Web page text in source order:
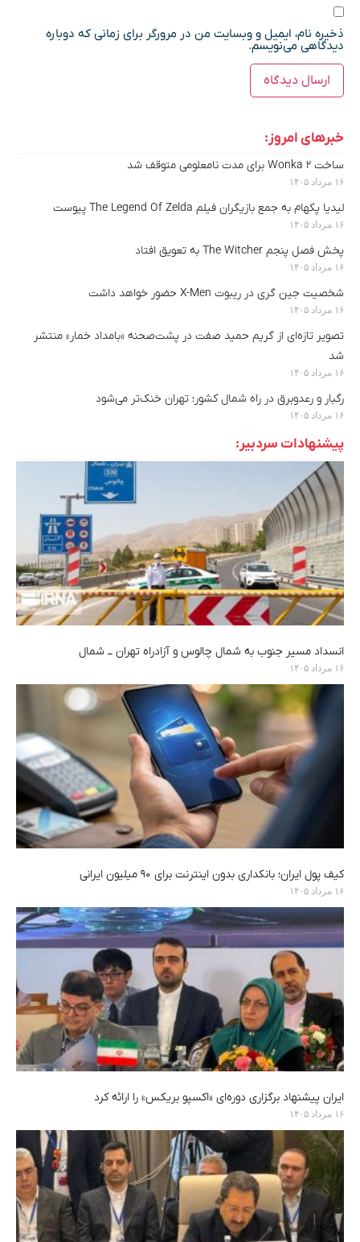
ذخیره نام، ایمیل و وبسایت من در مرورگر برای زمانی که دوباره
دیدگاهی می‌نویسم.
خبرهای امروز:
ساخت Wonka 2 برای مدت نامعلومی متوقف شد
۱۶ مرداد ۱۴۰۵
لیدیا پکهام به جمع بازیگران فیلم The Legend Of Zelda پیوست
۱۶ مرداد ۱۴۰۵
پخش فصل پنجم The Witcher به تعویق افتاد
۱۶ مرداد ۱۴۰۵
شخصیت جین گری در ریبوت X-Men حضور خواهد داشت
۱۶ مرداد ۱۴۰۵
تصویر تازه‌ای از گریم حمید صفت در پشت‌صحنه «بامداد خمار» منتشر
شد
۱۶ مرداد ۱۴۰۵
رگبار و رعدوبرق در راه شمال کشور؛ تهران خنک‌تر می‌شود
۱۶ مرداد ۱۴۰۵
پیشنهادات سردبیر:
انسداد مسیر جنوب به شمال چالوس و آزادراه تهران ــ شمال
۱۶ مرداد ۱۴۰۵
کیف پول ایران؛ بانکداری بدون اینترنت برای ۹۰ میلیون ایرانی
۱۶ مرداد ۱۴۰۵
ایران پیشنهاد برگزاری دوره‌ای «اکسپو بریکس» را ارائه کرد
۱۶ مرداد ۱۴۰۵